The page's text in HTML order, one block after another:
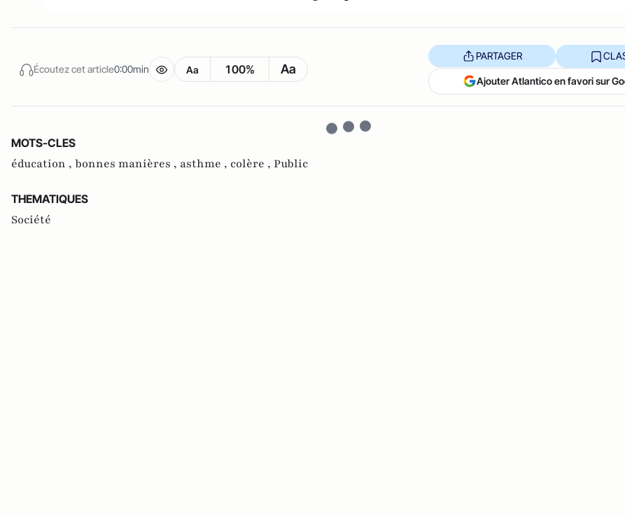
Écoutez cet article0:00min Aa 100% Aa
PARTAGER
Ajouter Atlantico en favori sur
MOTS-CLES
éducation , bonnes manières , asthme , colère , Public
THEMATIQUES
Société